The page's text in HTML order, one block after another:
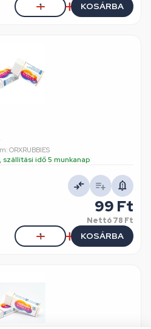
KOSÁRBA
ORXRUBBIES
idő 5 munkanap
99 Ft
Nettó78 Ft
KOSÁRBA